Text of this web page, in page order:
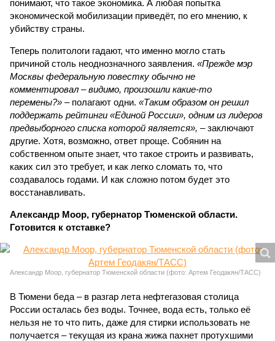
понимают, что такое экономика. А любая попытка
экономической мобилизации приведёт, по его мнению, к
убийству страны.
Теперь политологи гадают, что именно могло стать
причиной столь неоднозначного заявления. «Прежде мэр
Москвы федеральную повестку обычно не
комментировал – видимо, произошли какие-то
перемены?» – полагают одни. «Таким образом он решил
поддержать рейтинги «Единой России», одним из лидеров
предвыборного списка которой является», – заключают
другие. Хотя, возможно, ответ проще. Собянин на
собственном опыте знает, что такое строить и развивать,
каких сил это требует, и как легко сломать то, что
создавалось годами. И как сложно потом будет это
восстанавливать.
Александр Моор, губернатор Тюменской области.
Готовится к отставке?
Александр Моор, губернатор Тюменской области (фото: Артем Геодакян/ТАСС)
В Тюмени беда – в разгар лета нефтегазовая столица
России осталась без воды. Точнее, вода есть, только её
нельзя не то что пить, даже для стирки использовать не
получается – текущая из крана жижа пахнет протухшими